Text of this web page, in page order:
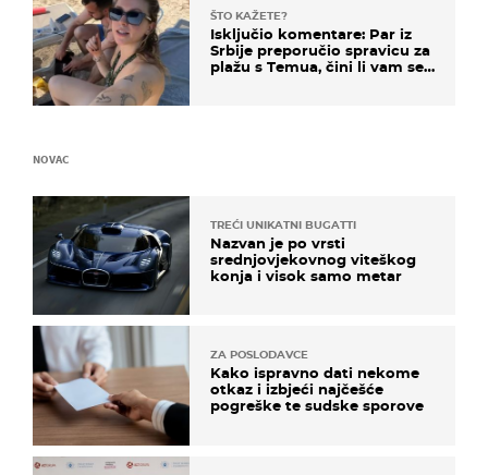
ŠTO KAŽETE?
Isključio komentare: Par iz
Srbije preporučio spravicu za
plažu s Temua, čini li vam se
NOVAC
TREĆI UNIKATNI BUGATTI
Nazvan je po vrsti
srednjovjekovnog viteškog
konja i visok samo metar
ZA POSLODAVCE
Kako ispravno dati nekome
otkaz i izbjeći najčešće
pogreške te sudske sporove